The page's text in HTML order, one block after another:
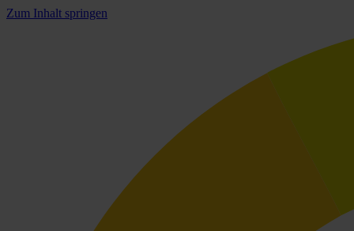
Zum Inhalt springen